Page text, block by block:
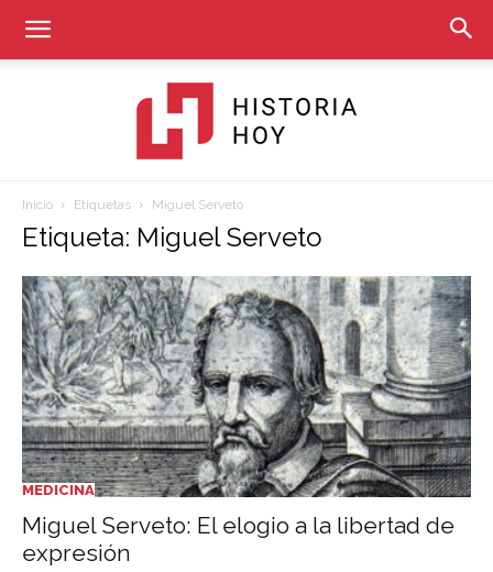
Hoy
Inicio Etiquetas Miguel Serveto
Etiqueta: Miguel Serveto
MEDICINA
Miguel Serveto: El elogio a la libertad de
expresión